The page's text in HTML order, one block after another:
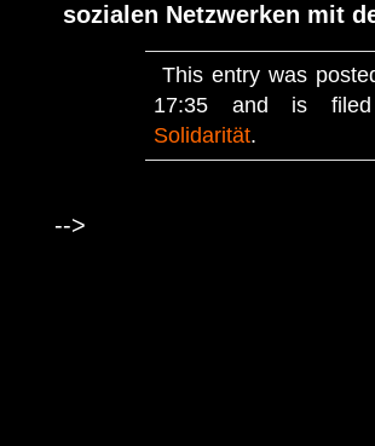
sozialen Netzwerken mit
This entry was
17:35 and is
Solidarität.
-->